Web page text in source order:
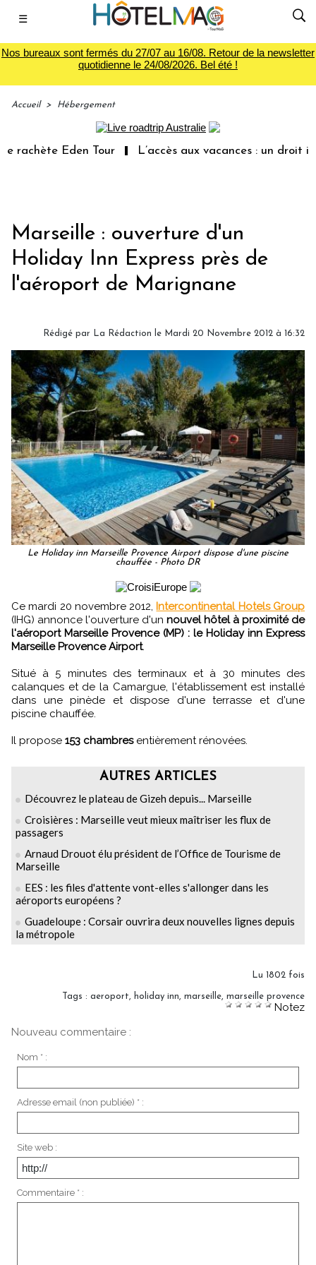
☰
Nos bureaux sont fermés du 27/07 au 16/08. Retour de la newsletter
quotidienne le 24/08/2026. Bel été !
Accueil > Hébergement
Eden Tour L’accès aux vacances : un droit
Marseille : ouverture d'un
Holiday Inn Express près de
l'aéroport de Marignane
Rédigé par La Rédaction le Mardi 20 Novembre 2012 à 16:32
Le Holiday inn Marseille Provence Airport dispose d'une piscine
chauffée - Photo DR
Ce mardi 20 novembre 2012, Intercontinental Hotels Group
(IHG) annonce l'ouverture d'un nouvel hôtel à proximité de
l'aéroport Marseille Provence (MP) : le Holiday inn Express
Marseille Provence Airport.
Situé à 5 minutes des terminaux et à 30 minutes des
calanques et de la Camargue, l'établissement est installé
dans une pinède et dispose d'une terrasse et d'une
piscine chauffée.
Il propose 153 chambresentièrement rénovées.
AUTRES ARTICLES
Découvrez le plateau de Gizeh depuis... Marseille
Croisières : Marseille veut mieux maîtriser les flux de
passagers
Arnaud Drouot élu président de l’Office de Tourisme de
Marseille
EES : les files d'attente vont-elles s'allonger dans les
aéroports européens ?
Guadeloupe : Corsair ouvrira deux nouvelles lignes depuis
la métropole
Lu 1802 fois
Tags : aeroport, holiday inn, marseille, marseille provence
Notez
Nouveau commentaire :
Nom * :
Adresse email (non publiée) * :
Site web :
Commentaire * :